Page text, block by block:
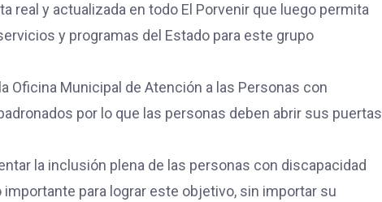
real y actualizada en todo El Porvenir que luego permita
y programas del Estado para este grupo
Oficina Municipal de Atención a las Personas con
por lo que las personas deben abrir sus puertas
la inclusión plena de las personas con discapacidad
para lograr este objetivo, sin importar su